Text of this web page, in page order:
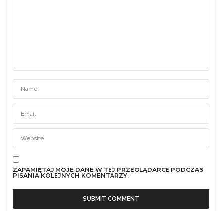
ZAPAMIĘTAJ MOJE DANE W TEJ PRZEGLĄDARCE PODCZAS
PISANIA KOLEJNYCH KOMENTARZY.